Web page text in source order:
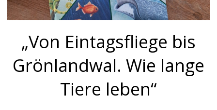
„Von Eintagsfliege bis
Grönlandwal. Wie lange
Tiere leben“